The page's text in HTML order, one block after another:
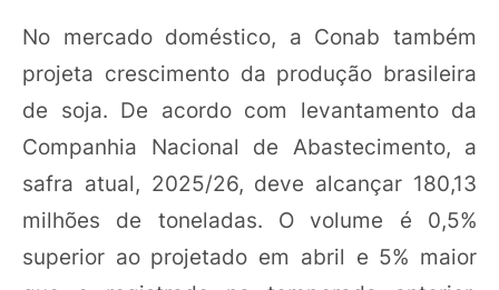
No mercado doméstico, a Conab também
projeta crescimento da produção brasileira
de soja. De acordo com levantamento da
Companhia Nacional de Abastecimento, a
safra atual, 2025/26, deve alcançar 180,13
milhões de toneladas. O volume é 0,5%
superior ao projetado em abril e 5% maior